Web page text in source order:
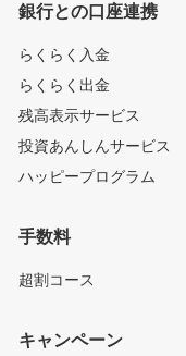
銀行との口座連携
らくらく入金
らくらく出金
残高表示サービス
投資あんしんサービス
ハッピープログラム
手数料
超割コース
キャンペーン